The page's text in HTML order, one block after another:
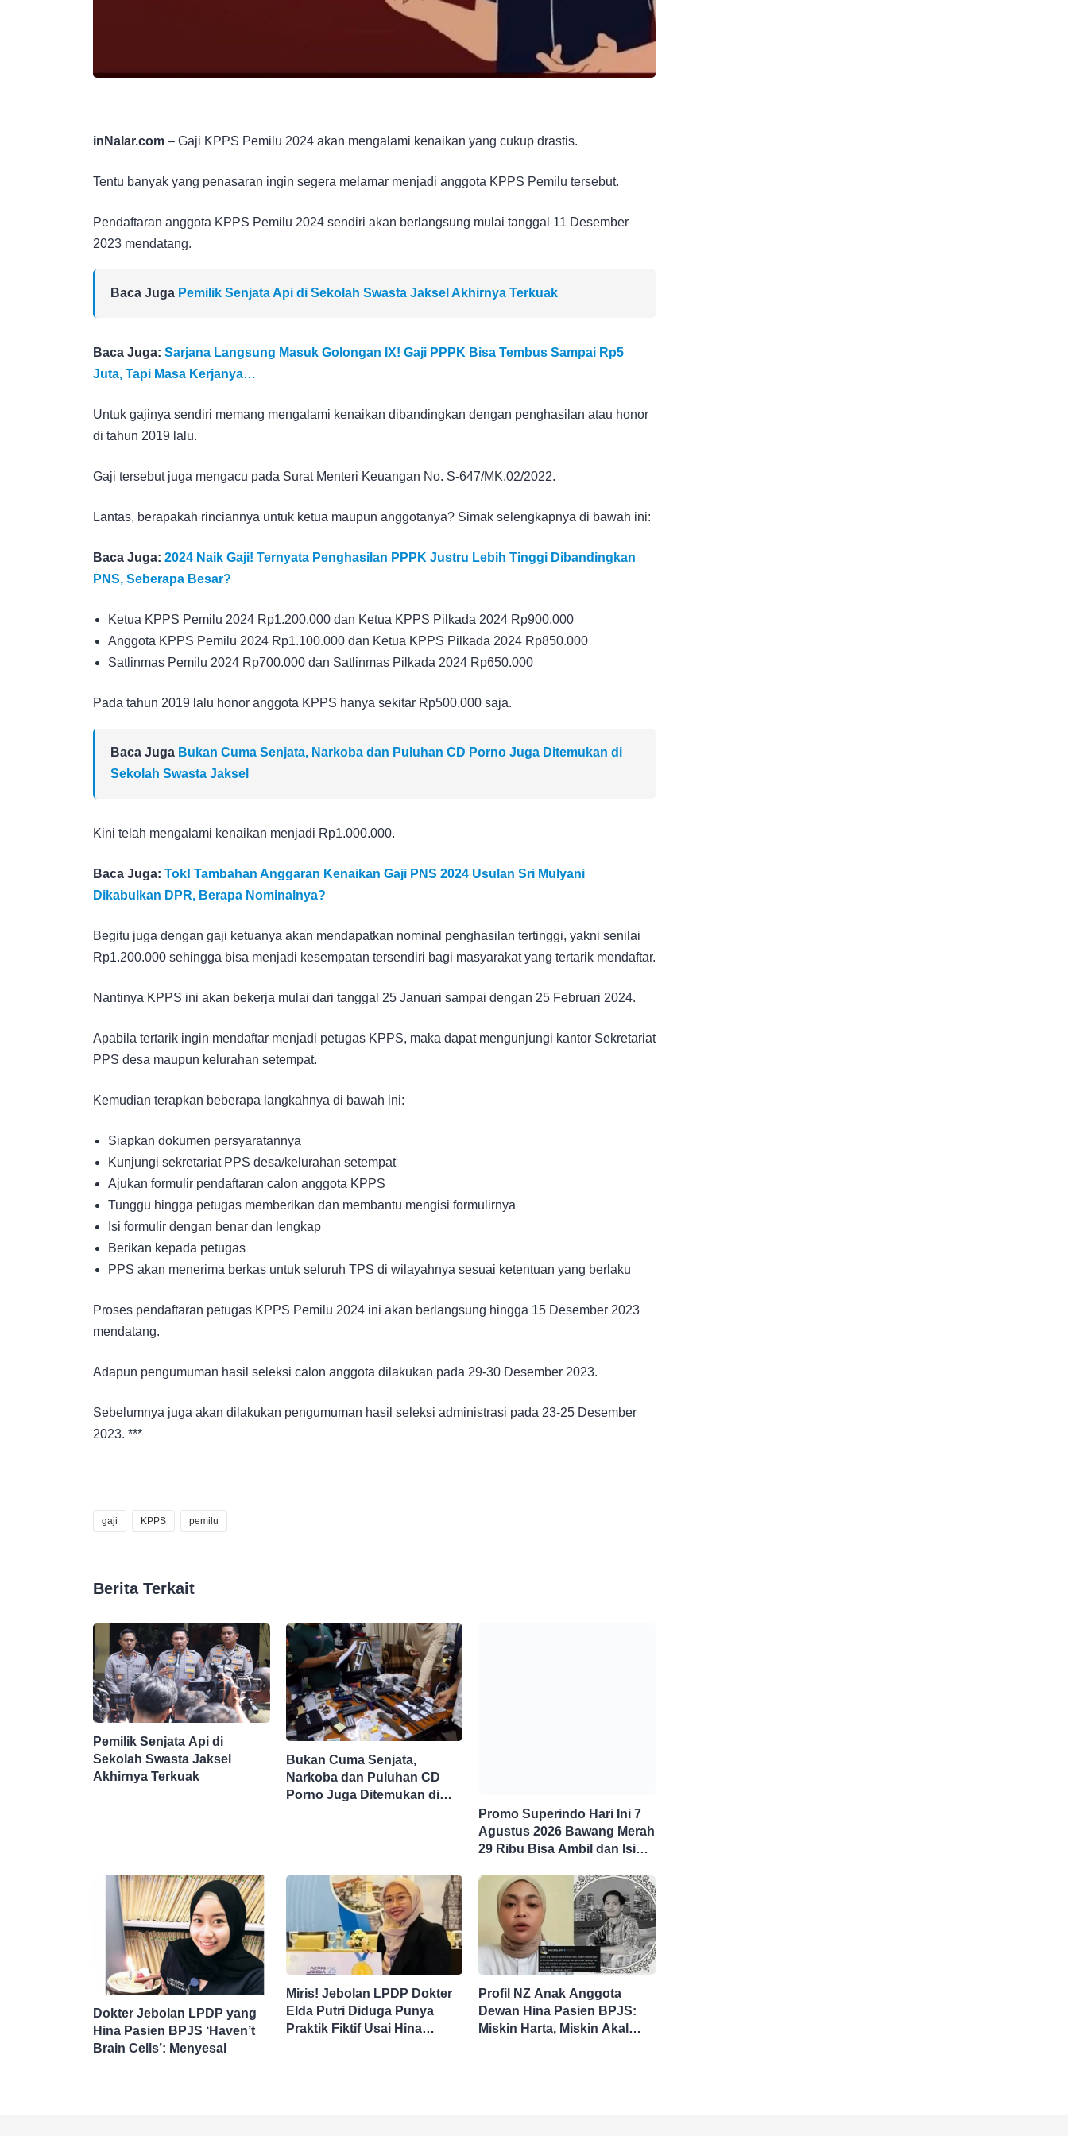
inNalar.com – Gaji KPPS Pemilu 2024 akan mengalami kenaikan yang cukup drastis.
Tentu banyak yang penasaran ingin segera melamar menjadi anggota KPPS Pemilu tersebut.
Pendaftaran anggota KPPS Pemilu 2024 sendiri akan berlangsung mulai tanggal 11 Desember
2023 mendatang.
Baca Juga Pemilik Senjata Api di Sekolah Swasta Jaksel Akhirnya Terkuak
Baca Juga: Sarjana Langsung Masuk Golongan IX! Gaji PPPK Bisa Tembus Sampai Rp5
Juta, Tapi Masa Kerjanya…
Untuk gajinya sendiri memang mengalami kenaikan dibandingkan dengan penghasilan atau honor
di tahun 2019 lalu.
Gaji tersebut juga mengacu pada Surat Menteri Keuangan No. S-647/MK.02/2022.
Lantas, berapakah rinciannya untuk ketua maupun anggotanya? Simak selengkapnya di bawah ini:
Baca Juga: 2024 Naik Gaji! Ternyata Penghasilan PPPK Justru Lebih Tinggi Dibandingkan
PNS, Seberapa Besar?
Ketua KPPS Pemilu 2024 Rp1.200.000 dan Ketua KPPS Pilkada 2024 Rp900.000
Anggota KPPS Pemilu 2024 Rp1.100.000 dan Ketua KPPS Pilkada 2024 Rp850.000
Satlinmas Pemilu 2024 Rp700.000 dan Satlinmas Pilkada 2024 Rp650.000
Pada tahun 2019 lalu honor anggota KPPS hanya sekitar Rp500.000 saja.
Baca Juga Bukan Cuma Senjata, Narkoba dan Puluhan CD Porno Juga Ditemukan di
Sekolah Swasta Jaksel
Kini telah mengalami kenaikan menjadi Rp1.000.000.
Baca Juga: Tok! Tambahan Anggaran Kenaikan Gaji PNS 2024 Usulan Sri Mulyani
Dikabulkan DPR, Berapa Nominalnya?
Begitu juga dengan gaji ketuanya akan mendapatkan nominal penghasilan tertinggi, yakni senilai
Rp1.200.000 sehingga bisa menjadi kesempatan tersendiri bagi masyarakat yang tertarik mendaftar.
Nantinya KPPS ini akan bekerja mulai dari tanggal 25 Januari sampai dengan 25 Februari 2024.
Apabila tertarik ingin mendaftar menjadi petugas KPPS, maka dapat mengunjungi kantor Sekretariat
PPS desa maupun kelurahan setempat.
Kemudian terapkan beberapa langkahnya di bawah ini:
Siapkan dokumen persyaratannya
Kunjungi sekretariat PPS desa/kelurahan setempat
Ajukan formulir pendaftaran calon anggota KPPS
Tunggu hingga petugas memberikan dan membantu mengisi formulirnya
Isi formulir dengan benar dan lengkap
Berikan kepada petugas
PPS akan menerima berkas untuk seluruh TPS di wilayahnya sesuai ketentuan yang berlaku
Proses pendaftaran petugas KPPS Pemilu 2024 ini akan berlangsung hingga 15 Desember 2023
mendatang.
Adapun pengumuman hasil seleksi calon anggota dilakukan pada 29-30 Desember 2023.
Sebelumnya juga akan dilakukan pengumuman hasil seleksi administrasi pada 23-25 Desember
2023. ***
gaji KPPS pemilu
Berita Terkait
Pemilik Senjata Api di
Sekolah Swasta Jaksel
Akhirnya Terkuak
Bukan Cuma Senjata,
Narkoba dan Puluhan CD
Porno Juga Ditemukan di
Promo Superindo Hari Ini 7
Agustus 2026 Bawang Merah
29 Ribu Bisa Ambil dan Isi
Persen
Dokter Jebolan LPDP yang
Hina Pasien BPJS ‘Haven’t
Brain Cells’: Menyesal
Miris! Jebolan LPDP Dokter
Elda Putri Diduga Punya
Praktik Fiktif Usai Hina
Profil NZ Anak Anggota
Dewan Hina Pasien BPJS:
Miskin Harta, Miskin Akal